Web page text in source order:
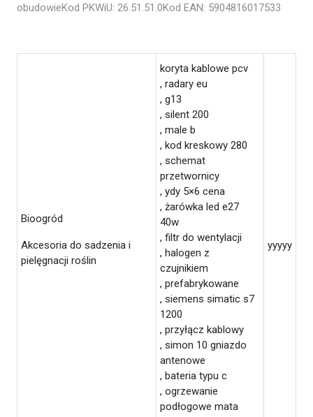
obudowieKod PKWiU: 26.51.51.0Kod EAN: 5904816017533
Bioogród
Akcesoria do sadzenia i
pielęgnacji roślin
koryta kablowe pcv
, radary eu
, g13
, silent 200
, male b
, kod kreskowy 280
, schemat
przetwornicy
, ydy 5×6 cena
, żarówka led e27
40w
, filtr do wentylacji
, halogen z
czujnikiem
, prefabrykowane
, siemens simatic s7
1200
, przyłącz kablowy
, simon 10 gniazdo
antenowe
, bateria typu c
, ogrzewanie
podłogowe mata
yyyyy